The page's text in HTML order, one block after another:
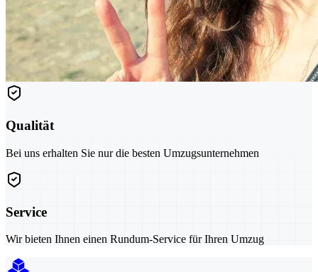
Qualität
Bei uns erhalten Sie nur die besten Umzugsunternehmen
Service
Wir bieten Ihnen einen Rundum-Service für Ihren Umzug